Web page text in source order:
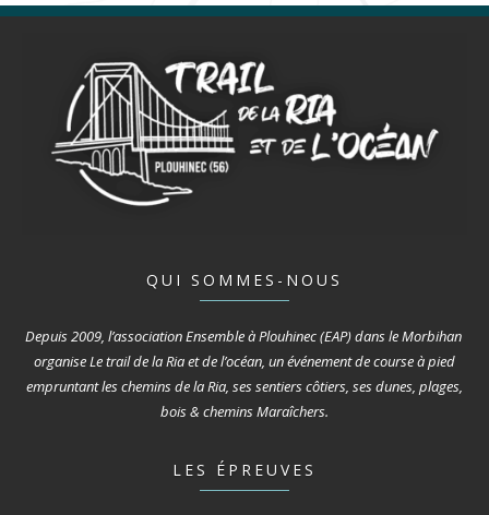
QUI SOMMES-NOUS
Depuis 2009, l’association Ensemble à Plouhinec (EAP) dans le Morbihan
organise Le trail de la Ria et de l’océan, un événement de course à pied
empruntant les chemins de la Ria, ses sentiers côtiers, ses dunes, plages,
bois & chemins Maraîchers.
LES ÉPREUVES